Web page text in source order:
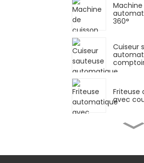
360°
Cuiseur
Friteuse
avec